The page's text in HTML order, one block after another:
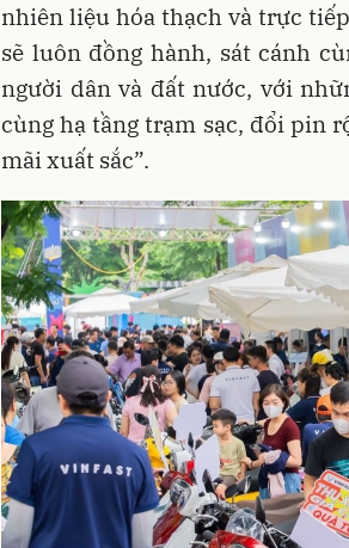
nhiên liệu hóa thạch và trực
sẽ luôn đồng hành, sát cánh
người dân và đất nước, với
cùng hạ tầng trạm sạc, đổi pin
mãi xuất sắc”.